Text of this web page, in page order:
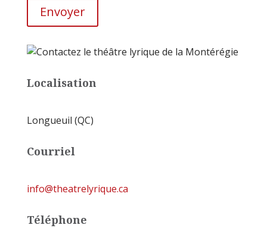
Envoyer
Localisation
Longueuil (QC)
Courriel
info@theatrelyrique.ca
Téléphone